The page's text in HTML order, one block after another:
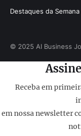
Destaques da Semana
© 2025 AI Business
Receba em
em nossa newsletter